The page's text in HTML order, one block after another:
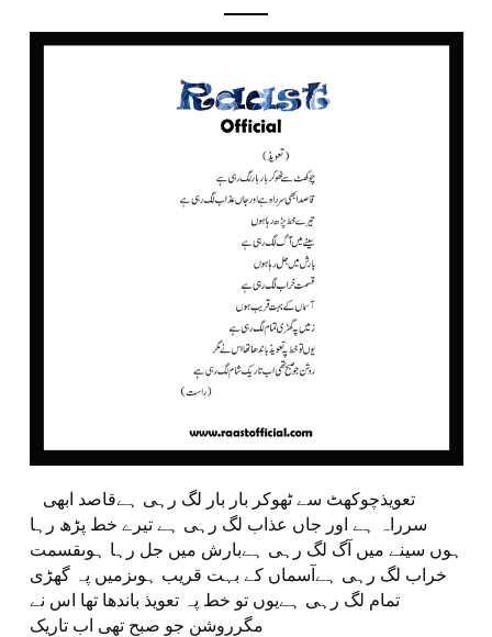
سرراہ ہے اور جاں عذاب لگ رہی ہے تیرے خط پڑھ رہا
ہوں سینے میں آگ لگ رہی ہےبارش میں جل رہا ہوںقسمت
خراب لگ رہی ہےآسماں کے بہت قریب ہوںزمیں پہ گھڑی
تمام لگ رہی ہےیوں تو خط پہ تعویذ باندھا تھا اس نے
مگرروشن جو صبح تھی اب تاریک